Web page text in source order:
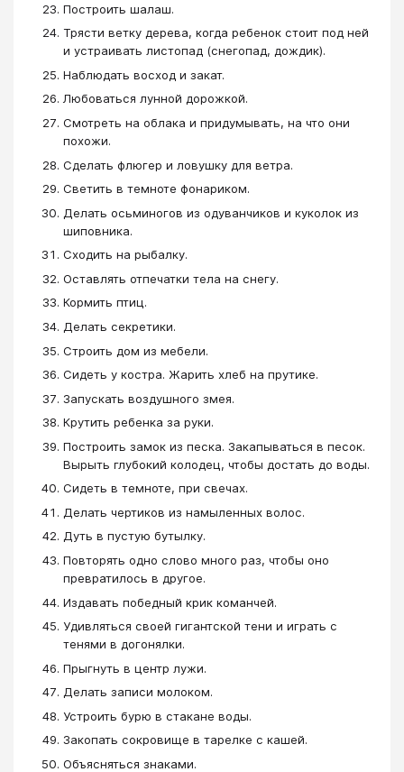
Построить шалаш.
Трясти ветку дерева, когда ребенок стоит под ней
и устраивать листопад (снегопад, дождик).
Наблюдать восход и закат.
Любоваться лунной дорожкой.
Смотреть на облака и придумывать, на что они
похожи.
Сделать флюгер и ловушку для ветра.
Светить в темноте фонариком.
Делать осьминогов из одуванчиков и куколок из
шиповника.
Сходить на рыбалку.
Оставлять отпечатки тела на снегу.
Кормить птиц.
Делать секретики.
Строить дом из мебели.
Сидеть у костра. Жарить хлеб на прутике.
Запускать воздушного змея.
Крутить ребенка за руки.
Построить замок из песка. Закапываться в песок.
Вырыть глубокий колодец, чтобы достать до воды.
Сидеть в темноте, при свечах.
Делать чертиков из намыленных волос.
Дуть в пустую бутылку.
Повторять одно слово много раз, чтобы оно
превратилось в другое.
Издавать победный крик команчей.
Удивляться своей гигантской тени и играть с
тенями в догонялки.
Прыгнуть в центр лужи.
Делать записи молоком.
Устроить бурю в стакане воды.
Закопать сокровище в тарелке с кашей.
Объясняться знаками.